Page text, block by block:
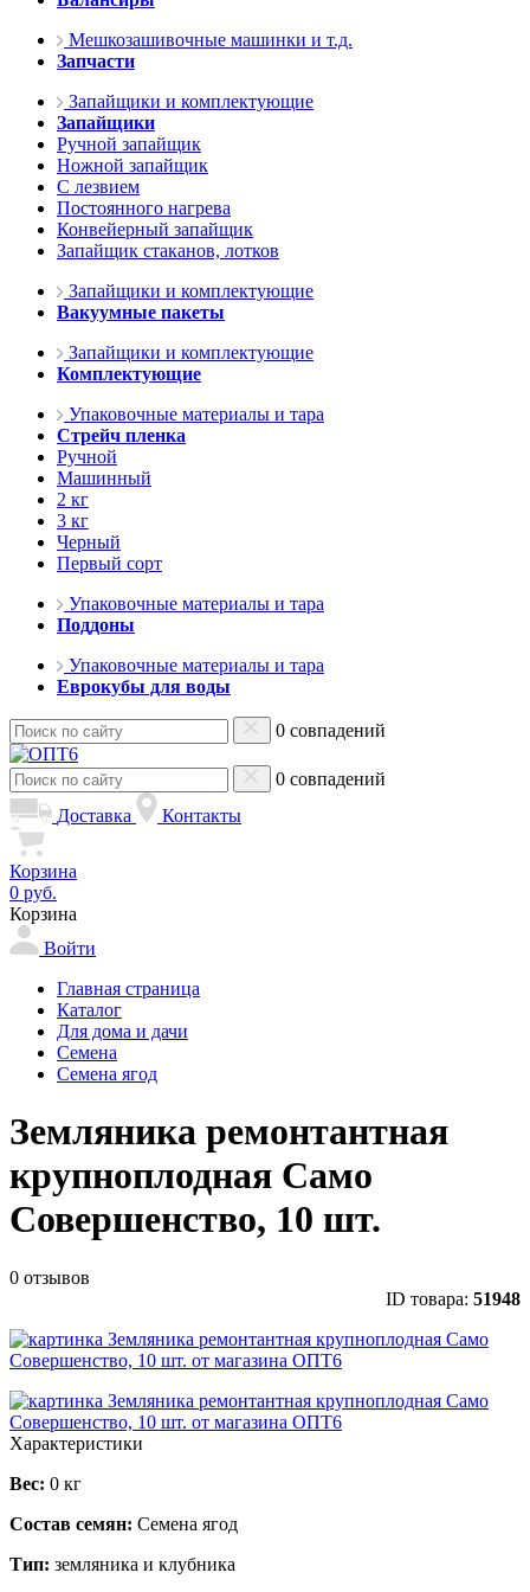
Мешкозашивочные машинки и т.д.
Запчасти
Запайщики и комплектующие
Запайщики
Ручной запайщик
Ножной запайщик
С лезвием
Постоянного нагрева
Конвейерный запайщик
Запайщик стаканов, лотков
Запайщики и комплектующие
Вакуумные пакеты
Запайщики и комплектующие
Комплектующие
Упаковочные материалы и тара
Стрейч пленка
Ручной
Машинный
2 кг
3 кг
Черный
Первый сорт
Упаковочные материалы и тара
Поддоны
Упаковочные материалы и тара
Еврокубы для воды
0 совпадений
0 совпадений
Доставка
Контакты
Корзина
0 руб.
Корзина
Войти
Главная страница
Каталог
Для дома и дачи
Семена
Семена ягод
Земляника ремонтантная
крупноплодная Само
Совершенство, 10 шт.
0 отзывов
ID товара: 51948
Характеристики
Вес: 0 кг
Состав семян: Семена ягод
Тип: земляника и клубника